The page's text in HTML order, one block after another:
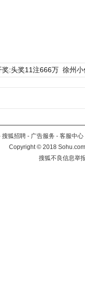
:头奖11注666万 徐州
搜狐招聘 - 广告服务 - 客服中心
Copyright©2018
搜狐不良信息举